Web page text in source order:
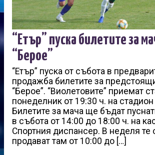
“Етър” пуска билетите за
“Берое”
“Етър” пуска от събота в
продажба билетите за
“Берое”. “Виолетовите” приемат
понеделник от 19:30 ч. на стадион
Билетите за мача ще бъдат
в събота от 14:00 до 18:00 ч. на
Спортния диспансер. В неделя те
продават там от 10:00 до […]